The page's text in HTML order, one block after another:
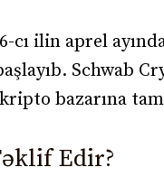
cı ilin aprel
Schwab
bazarına
Edir?